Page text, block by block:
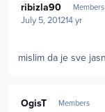
ribizla90 Members
July 5, 201214 yr
mislim da je sve
OgisT Members